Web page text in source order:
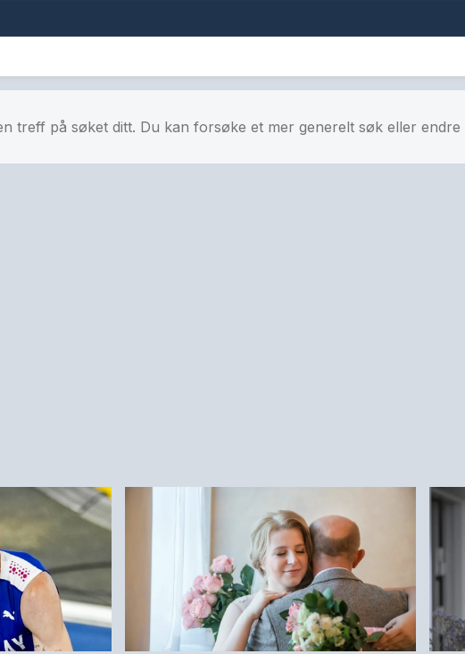
treff på søket ditt. Du kan forsøke et mer generelt søk eller